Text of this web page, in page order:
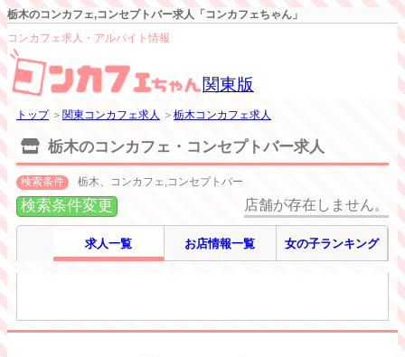
栃木のコンカフェ,コンセプトバー求人「コンカフェちゃん」
コンカフェ求人・アルバイト情報
関東版
トップ＞ 関東コンカフェ求人 ＞ 栃木コンカフェ求人
栃木のコンカフェ・コンセプトバー求人
検索条件 栃木、コンカフェ,コンセプトバー
店舗が存在しません。
検索条件変更
求人一覧 お店情報一覧 女の子ランキング